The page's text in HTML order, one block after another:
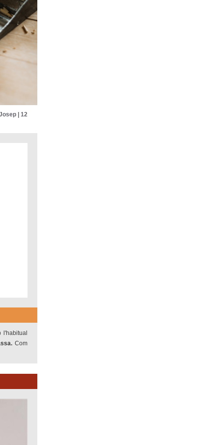
| 12
Com